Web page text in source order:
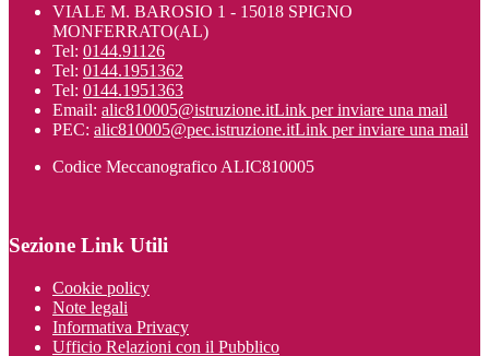
VIALE M. BAROSIO 1 - 15018 SPIGNO
MONFERRATO(AL)
Tel: 0144.91126
Tel: 0144.1951362
Tel: 0144.1951363
Email: alic810005@istruzione.itLink per inviare una mail
PEC: alic810005@pec.istruzione.itLink per inviare una mail
Codice Meccanografico ALIC810005
Sezione Link Utili
Cookie policy
Note legali
Informativa Privacy
Ufficio Relazioni con il Pubblico